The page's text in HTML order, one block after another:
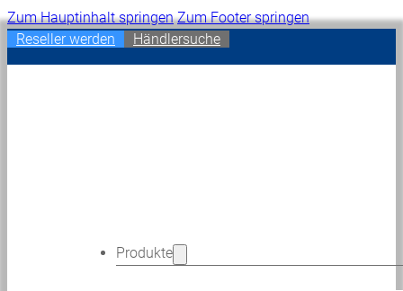
Zum Hauptinhalt springen Zum Footer springen
Reseller werden
Händlersuche
Produkte